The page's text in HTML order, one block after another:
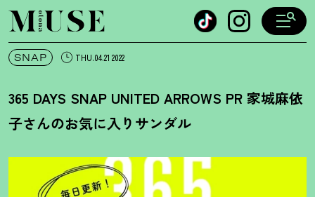
オトナミューズ ウェブ
SNAP THU.04.21 2022
365 DAYS SNAP UNITED ARROWS PR 家城麻依
子さんのお気に入りサンダル